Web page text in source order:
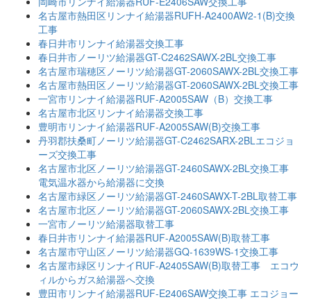
名古屋市熱田区リンナイ給湯器RUFH-A2400AW2-1(B)交換
工事
春日井市リンナイ給湯器交換工事
春日井市ノーリツ給湯器GT-C2462SAWX-2BL交換工事
名古屋市瑞穂区ノーリツ給湯器GT-2060SAWX-2BL交換工事
名古屋市熱田区ノーリツ給湯器GT-2060SAWX-2BL交換工事
一宮市リンナイ給湯器RUF-A2005SAW（B）交換工事
名古屋市北区リンナイ給湯器交換工事
豊明市リンナイ給湯器RUF-A2005SAW(B)交換工事
丹羽郡扶桑町ノーリツ給湯器GT-C2462SARX-2BLエコジョ
ーズ交換工事
名古屋市北区ノーリツ給湯器GT-2460SAWX-2BL交換工事
電気温水器から給湯器に交換
名古屋市緑区ノーリツ給湯器GT-2460SAWX-T-2BL取替工事
名古屋市北区ノーリツ給湯器GT-2060SAWX-2BL交換工事
一宮市ノーリツ給湯器取替工事
春日井市リンナイ給湯器RUF-A2005SAW(B)取替工事
名古屋市守山区ノーリツ給湯器GQ-1639WS-1交換工事
名古屋市緑区リンナイRUF-A2405SAW(B)取替工事 エコウ
ィルからガス給湯器へ交換
豊田市リンナイ給湯器RUF-E2406SAW交換工事 エコジョー